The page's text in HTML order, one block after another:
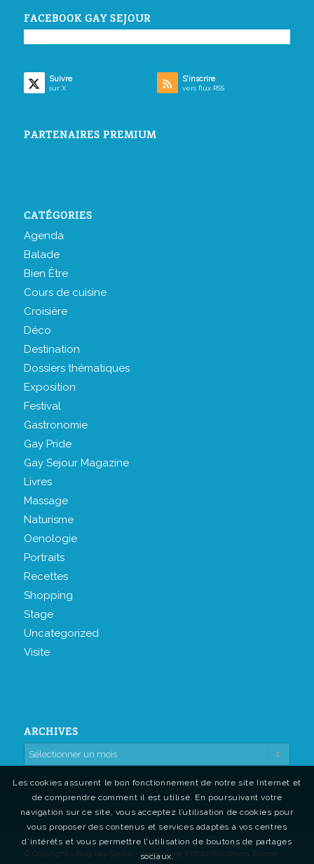
FACEBOOK GAY SEJOUR
Suivre
sur X
S’inscrire
vers flux RSS
PARTENAIRES PREMIUM
CATÉGORIES
Agenda
Balade
Bien Être
Cours de cuisine
Croisière
Déco
Destination
Dossiers thématiques
Exposition
Festival
Gastronomie
Gay Pride
Gay Sejour Magazine
Livres
Massage
Naturisme
Oenologie
Portraits
Recettes
Shopping
Stage
Uncategorized
Visite
ARCHIVES
© Copyright - Blog Gay Sejour - powered by Enfold WordPress Theme
Les cookies assurent le bon fonctionnement de notre site Internet et
de comprendre comment il est utilisé. En poursuivant votre
navigation sur ce site, vous acceptez l’utilisation de cookies pour
vous proposer des contenus et services adaptés à vos centres
d’intérêts et vous permettre l'utilisation de boutons de partages
sociaux.